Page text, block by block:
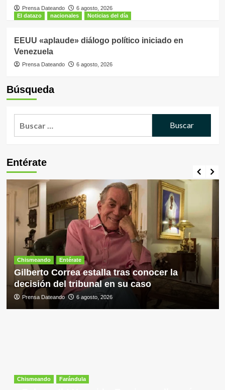
Prensa Dateando
6 agosto, 2026
El datazo
nacionales Noticias del día
EEUU «aplaude» diálogo político iniciado en
Venezuela
Prensa Dateando 6 agosto, 2026
Búsqueda
Entérate
Chismeando Entérate
Gilberto Correa estalla tras conocer la
decisión del tribunal en su caso
Prensa Dateando 6 agosto, 2026
Chismeando Farándula